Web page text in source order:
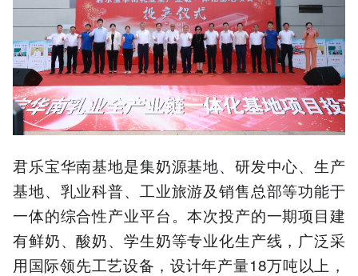
君乐宝华南基地是集奶源基地、研发中心、生产
基地、乳业科普、工业旅游及销售总部等功能于
一体的综合性产业平台。本次投产的一期项目建
有鲜奶、酸奶、学生奶等专业化生产线，广泛采
用国际领先工艺设备，设计年产量18万吨以上，